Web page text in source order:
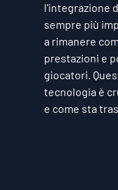
l'integrazione
sempre più
a rimanere
prestazioni e
giocatori.
tecnologia è
e come sta